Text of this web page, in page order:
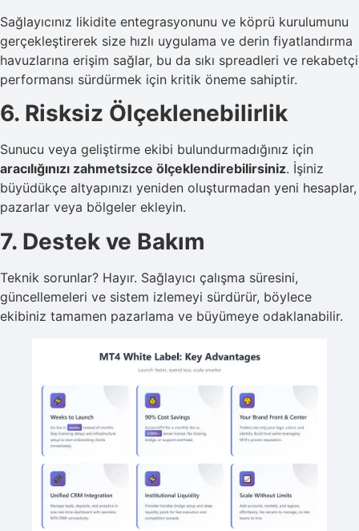
Sağlayıcınız likidite entegrasyonunu ve köprü kurulumunu
gerçekleştirerek size hızlı uygulama ve derin fiyatlandırma
havuzlarına erişim sağlar, bu da sıkı spreadleri ve rekabetçi
performansı sürdürmek için kritik öneme sahiptir.
6. Risksiz Ölçeklenebilirlik
Sunucu veya geliştirme ekibi bulundurmadığınız için
aracılığınızı zahmetsizce ölçeklendirebilirsiniz. İşiniz
büyüdükçe altyapınızı yeniden oluşturmadan yeni hesaplar,
pazarlar veya bölgeler ekleyin.
7. Destek ve Bakım
Teknik sorunlar? Hayır. Sağlayıcı çalışma süresini,
güncellemeleri ve sistem izlemeyi sürdürür, böylece
ekibiniz tamamen pazarlama ve büyümeye odaklanabilir.